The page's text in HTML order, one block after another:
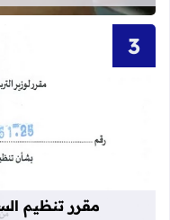
مقرر تنظيم السنة